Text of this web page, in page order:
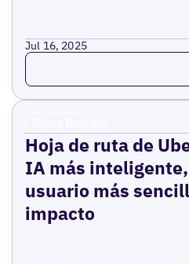
Jul 16, 2025
Read more
Hoja de ruta de
IA más
usuario más
impacto